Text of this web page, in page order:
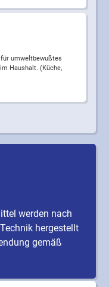
umweltbewußtes
Haushalt. (Küche,
werden nach
hergestellt
gemäß